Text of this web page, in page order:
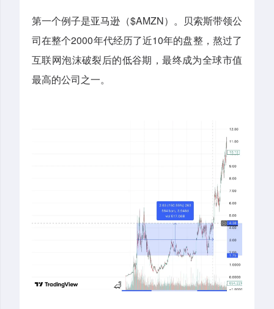
第一个例子是亚马逊（$AMZN）。贝索斯带领公
司在整个2000年代经历了近10年的盘整，熬过了
互联网泡沫破裂后的低谷期，最终成为全球市值
最高的公司之一。